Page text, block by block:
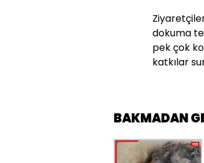
dokuma
pek çok
katkılar
BAKMADAN